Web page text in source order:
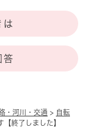
・河川・交通 > 自転
終了しました】
は
答